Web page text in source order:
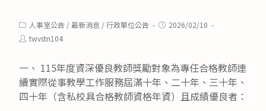
Post
category:
人事室公告 /最新消息 /行政單位公告
Post2026/02/10
Posttwvstn104
一、 115年度資深優良教師獎勵對象為專任合格教師連
續實際從事教學工作服務屆滿十年、二十年、三十年、
四十年（含私校具合格教師資格年資）且成績優良者：